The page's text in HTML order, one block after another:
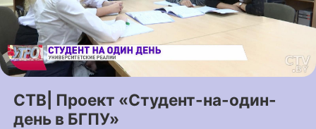
СТВ| Проект «Студент-на-один-
день в БГПУ»